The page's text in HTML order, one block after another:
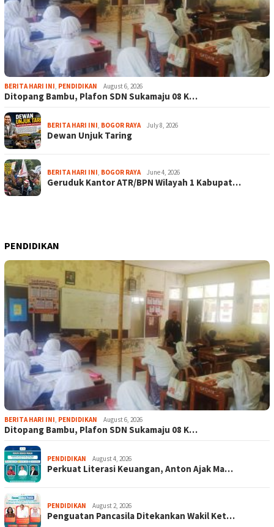
BERITA HARI INI, PENDIDIKAN August 6, 2026
Ditopang Bambu, Plafon SDN Sukamaju 08 K…
BERITA HARI INI, BOGOR RAYA July 8, 2026
Dewan Unjuk Taring
BERITA HARI INI, BOGOR RAYA June 4, 2026
Geruduk Kantor ATR/BPN Wilayah 1 Kabupat…
PENDIDIKAN
BERITA HARI INI, PENDIDIKAN August 6, 2026
Ditopang Bambu, Plafon SDN Sukamaju 08 K…
PENDIDIKAN August 4, 2026
Perkuat Literasi Keuangan, Anton Ajak Ma…
PENDIDIKAN August 2, 2026
Penguatan Pancasila Ditekankan Wakil Ket…